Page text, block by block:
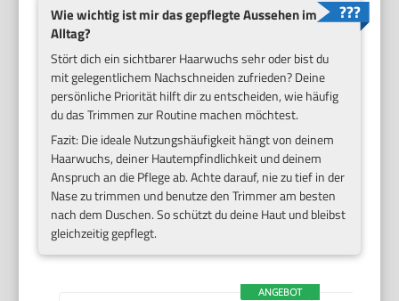
Wie wichtig ist mir das gepflegte Aussehen im
Alltag?
Stört dich ein sichtbarer Haarwuchs sehr oder bist du
mit gelegentlichem Nachschneiden zufrieden? Deine
persönliche Priorität hilft dir zu entscheiden, wie häufig
du das Trimmen zur Routine machen möchtest.
Fazit: Die ideale Nutzungshäufigkeit hängt von deinem
Haarwuchs, deiner Hautempfindlichkeit und deinem
Anspruch an die Pflege ab. Achte darauf, nie zu tief in der
Nase zu trimmen und benutze den Trimmer am besten
nach dem Duschen. So schützt du deine Haut und bleibst
gleichzeitig gepflegt.
ANGEBOT